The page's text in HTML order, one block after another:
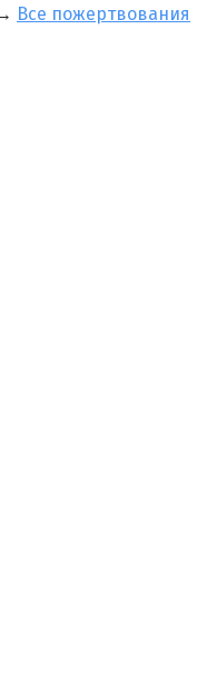
Все пожертвования